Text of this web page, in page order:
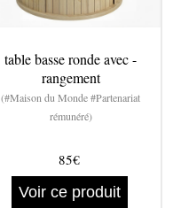
table basse ronde avec -
rangement
(#Maison du Monde #Partenariat
rémunéré)
85€
Voir ce produit